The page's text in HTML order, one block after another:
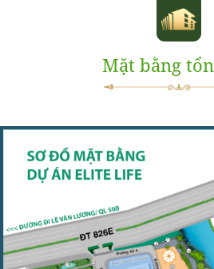
Mặt bằng